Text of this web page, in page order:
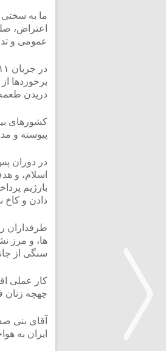
ما به سختی
اعتراض،
عمومی و
برخوردها
دریدن
کشورهای
پیوسته و
در دوران
اسلام، و
بارژیم
دادن و کاخ
طرفداران
ها، و مرز
سنگی از
کار عملی
چهچه زنان
آقای بنی
ایران به